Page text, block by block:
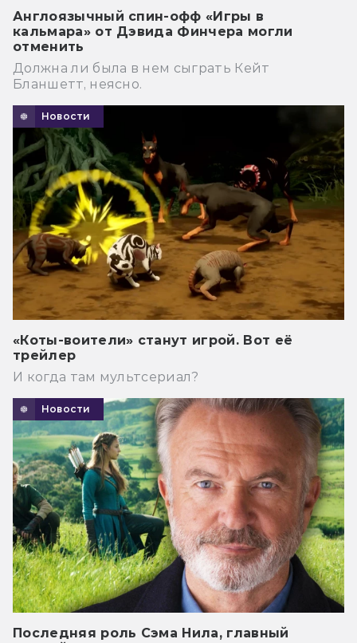
Англоязычный спин-офф «Игры в
кальмара» от Дэвида Финчера могли
отменить
Должна ли была в нем сыграть Кейт
Бланшетт, неясно.
Новости
«Коты-воители» станут игрой. Вот её
трейлер
И когда там мультсериал?
Новости
Последняя роль Сэма Нила, главный